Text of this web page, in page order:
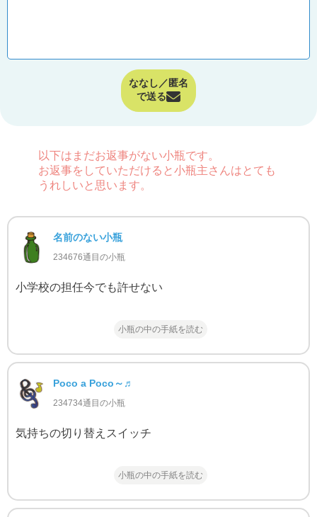
ななし／匿名
で送る
以下はまだお返事がない小瓶です。
お返事をしていただけると小瓶主さんはとても
うれしいと思います。
名前のない小瓶
234676通目の小瓶
小学校の担任今でも許せない
小瓶の中の手紙を読む
Poco a Poco～♬
234734通目の小瓶
気持ちの切り替えスイッチ
小瓶の中の手紙を読む